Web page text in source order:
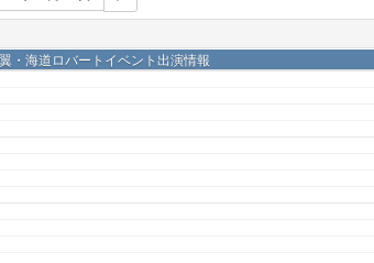
・海道ロバートイベント出演情報